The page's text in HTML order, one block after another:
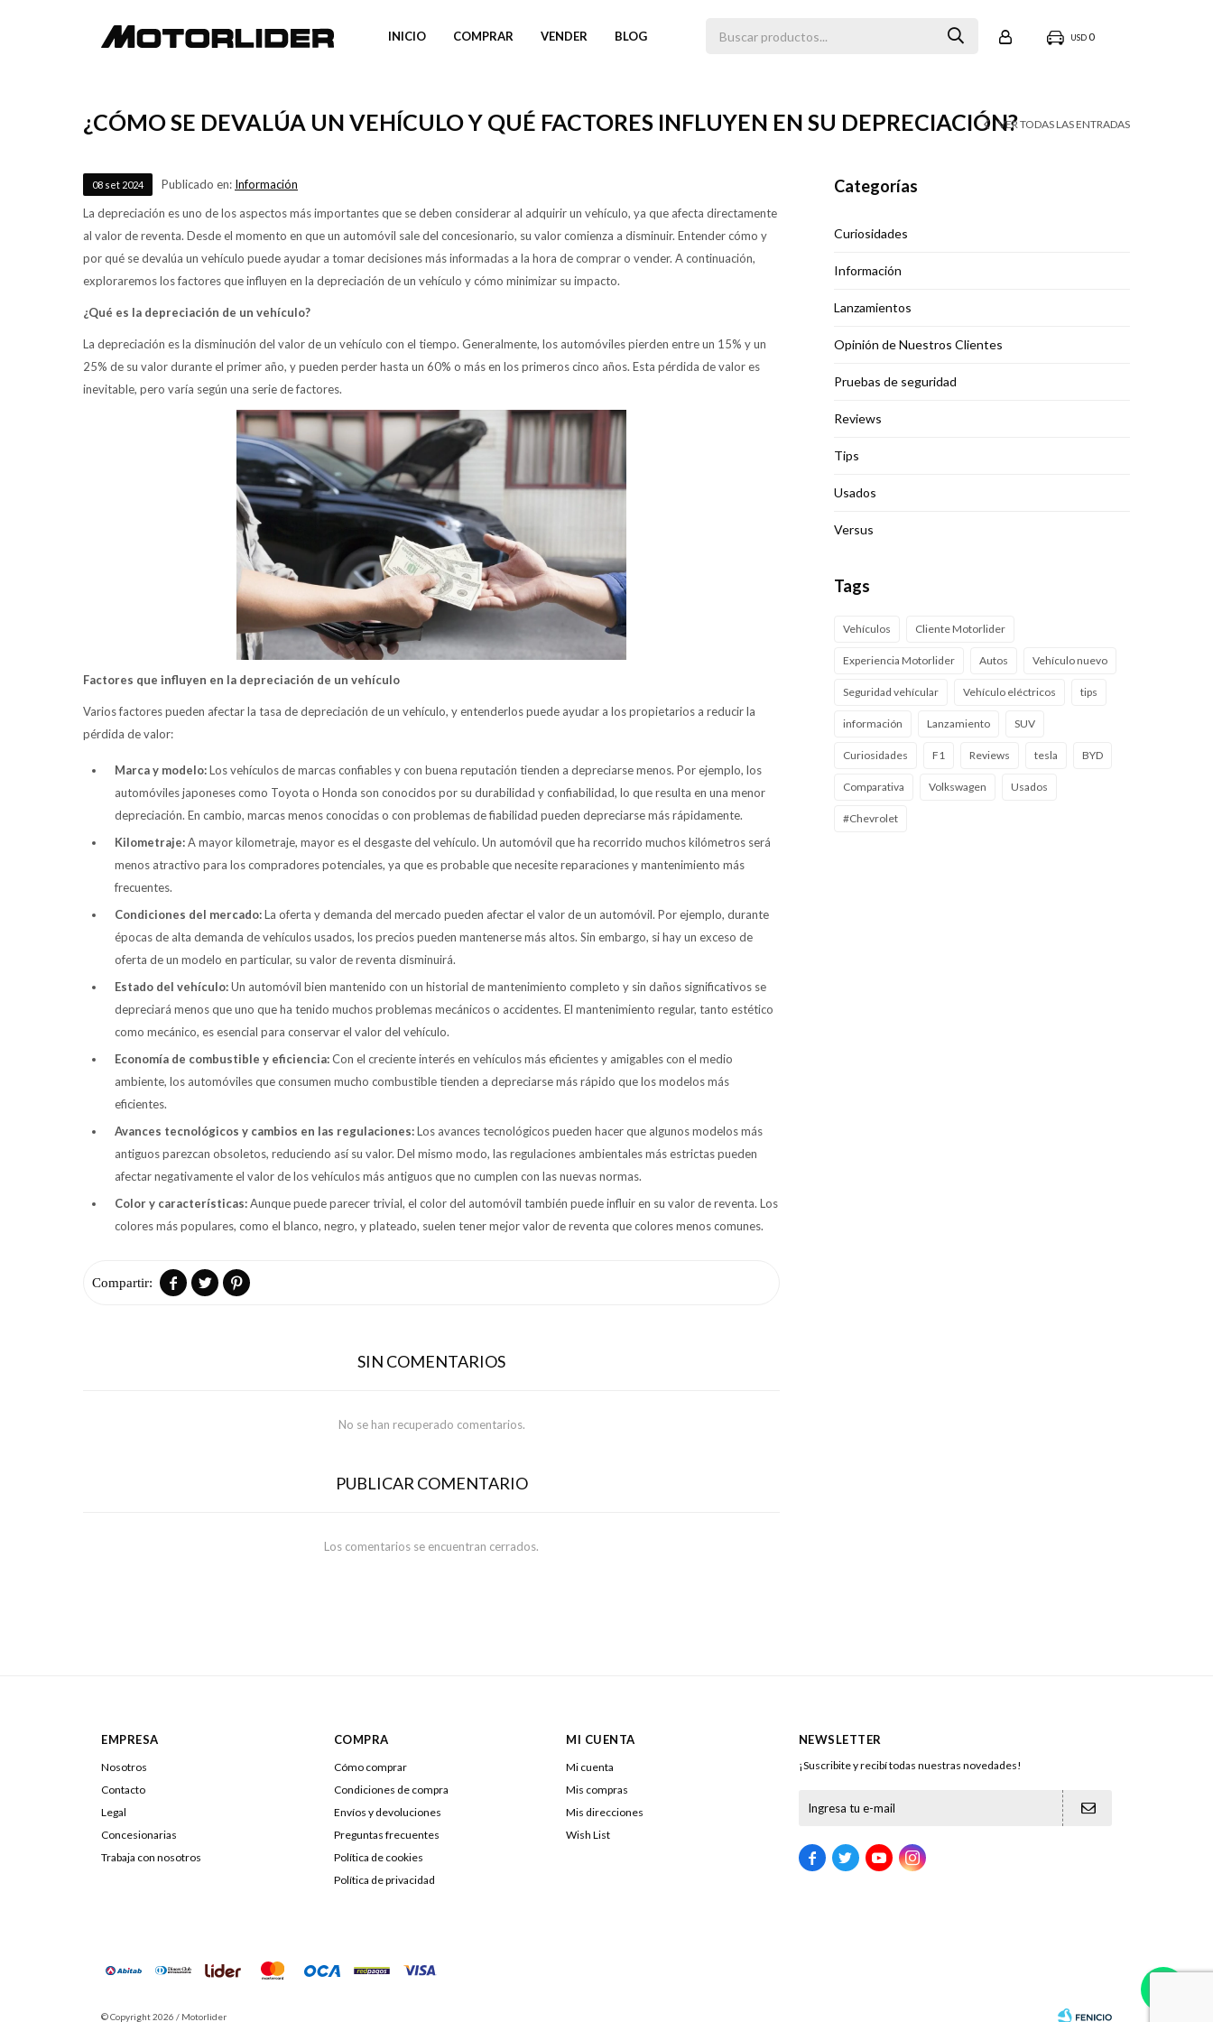
INICIO COMPRAR VENDER BLOG USD 0
¿CÓMO SE DEVALÚA UN VEHÍCULO Y QUÉ FACTORES INFLUYEN EN SU DEPRECIACIÓN?VER TODAS LAS ENTRADAS
08 set 2024 Publicado en: Información
La depreciación es uno de los aspectos más importantes que se deben considerar al adquirir un vehículo, ya que afecta directamente
al valor de reventa. Desde el momento en que un automóvil sale del concesionario, su valor comienza a disminuir. Entender cómo y
por qué se devalúa un vehículo puede ayudar a tomar decisiones más informadas a la hora de comprar o vender. A continuación,
exploraremos los factores que influyen en la depreciación de un vehículo y cómo minimizar su impacto.
¿Qué es la depreciación de un vehículo?
La depreciación es la disminución del valor de un vehículo con el tiempo. Generalmente, los automóviles pierden entre un 15% y un
25% de su valor durante el primer año, y pueden perder hasta un 60% o más en los primeros cinco años. Esta pérdida de valor es
inevitable, pero varía según una serie de factores.
Factores que influyen en la depreciación de un vehículo
Varios factores pueden afectar la tasa de depreciación de un vehículo, y entenderlos puede ayudar a los propietarios a reducir la
pérdida de valor:
Marca y modelo:Los vehículos de marcas confiables y con buena reputación tienden a depreciarse menos. Por ejemplo, los
automóviles japoneses como Toyota o Honda son conocidos por su durabilidad y confiabilidad, lo que resulta en una menor
depreciación. En cambio, marcas menos conocidas o con problemas de fiabilidad pueden depreciarse más rápidamente.
Kilometraje:A mayor kilometraje, mayor es el desgaste del vehículo. Un automóvil que ha recorrido muchos kilómetros será
menos atractivo para los compradores potenciales, ya que es probable que necesite reparaciones y mantenimiento más
frecuentes.
Condiciones del mercado:La oferta y demanda del mercado pueden afectar el valor de un automóvil. Por ejemplo, durante
épocas de alta demanda de vehículos usados, los precios pueden mantenerse más altos. Sin embargo, si hay un exceso de
oferta de un modelo en particular, su valor de reventa disminuirá.
Estado del vehículo:Un automóvil bien mantenido con un historial de mantenimiento completo y sin daños significativos se
depreciará menos que uno que ha tenido muchos problemas mecánicos o accidentes. El mantenimiento regular, tanto estético
como mecánico, es esencial para conservar el valor del vehículo.
Economía de combustible y eficiencia:Con el creciente interés en vehículos más eficientes y amigables con el medio
ambiente, los automóviles que consumen mucho combustible tienden a depreciarse más rápido que los modelos más
eficientes.
Avances tecnológicos y cambios en las regulaciones:Los avances tecnológicos pueden hacer que algunos modelos más
antiguos parezcan obsoletos, reduciendo así su valor. Del mismo modo, las regulaciones ambientales más estrictas pueden
afectar negativamente el valor de los vehículos más antiguos que no cumplen con las nuevas normas.
Color y características:Aunque puede parecer trivial, el color del automóvil también puede influir en su valor de reventa. Los
colores más populares, como el blanco, negro, y plateado, suelen tener mejor valor de reventa que colores menos comunes.
  
SIN COMENTARIOS
No se han recuperado comentarios.
PUBLICAR COMENTARIO
Los comentarios se encuentran cerrados.
Categorías
Curiosidades
Información
Lanzamientos
Opinión de Nuestros Clientes
Pruebas de seguridad
Reviews
Tips
Usados
Versus
Tags
Vehículos Cliente Motorlider
Experiencia Motorlider Autos Vehículo nuevo
Seguridad vehícular Vehículo eléctricos tips
información Lanzamiento SUV
Curiosidades F1 Reviews tesla BYD
Comparativa Volkswagen Usados
#Chevrolet
EMPRESA
Nosotros
Contacto
Legal
Concesionarias
Trabaja con nosotros
COMPRA
Cómo comprar
Condiciones de compra
Envíos y devoluciones
Preguntas frecuentes
Política de cookies
Política de privacidad
MI CUENTA
Mi cuenta
Mis compras
Mis direcciones
Wish List
NEWSLETTER
¡Suscribite y recibí todas nuestras novedades!
   
© Copyright 2026 / Motorlider